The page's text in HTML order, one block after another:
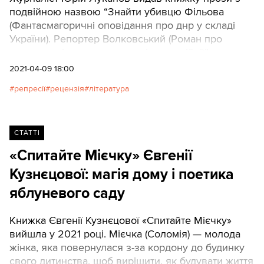
подвійною назвою “Знайти убивцю Фільова
(Фантасмагоричні оповідання про днр у складі
України). Репортер Волковський (Роман про
2021-04-09 18:00
репресії рецензія література
СТАТТІ
«Спитайте Мієчку» Євгенії
Кузнєцової: магія дому і поетика
яблуневого саду
Книжка Євгенії Кузнєцової «Спитайте Мієчку»
вийшла у 2021 році. Мієчка (Соломія) — молода
жінка, яка повернулася з-за кордону до будинку
свого дитинства, щоб вирішити, як будувати життя